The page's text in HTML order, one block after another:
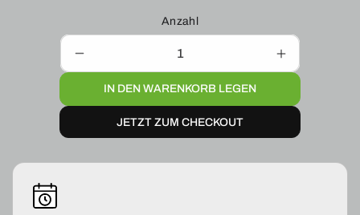
Anzahl
die
Menge
für
Kühlmittelrohrleitung
Turbolader
Erhöhe
die
für
Turbolader
IN DEN WARENKORB LEGEN
JETZT ZUM CHECKOUT